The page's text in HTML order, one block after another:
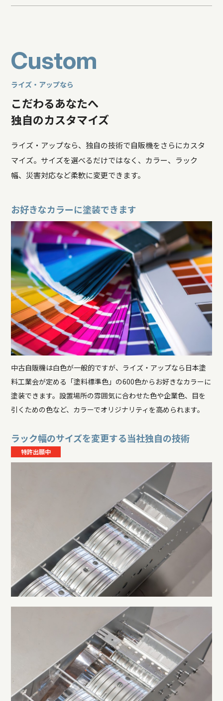
Custom
ライズ・アップなら
こだわるあなたへ
独自のカスタマイズ
ライズ・アップなら、独自の技術で自販機をさらにカスタ
マイズ。サイズを選べるだけではなく、カラー、ラック
幅、災害対応など柔軟に変更できます。
お好きなカラーに塗装できます
中古自販機は白色が一般的ですが、ライズ・アップなら日本塗
料工業会が定める「塗料標準色」の600色からお好きなカラーに
塗装できます。設置場所の雰囲気に合わせた色や企業色、目を
引くための色など、カラーでオリジナリティを高められます。
ラック幅のサイズを変更する当社独自の技術
特許出願中